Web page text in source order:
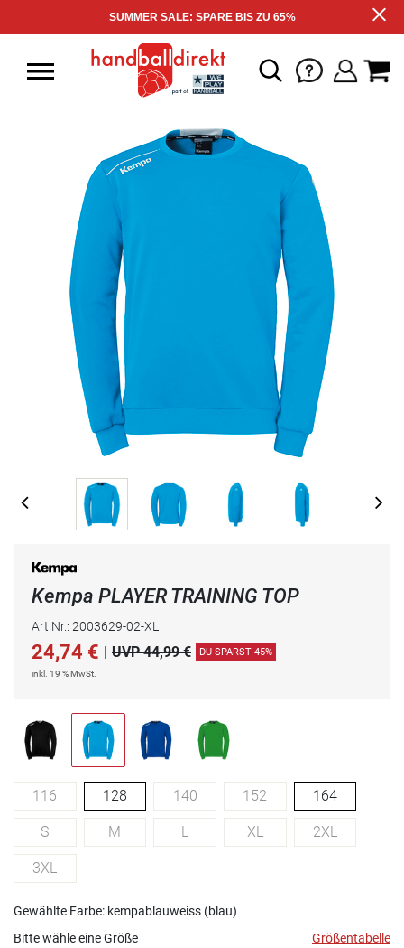
SUMMER SALE: SPARE BIS ZU 65%
Kempa PLAYER TRAINING TOP
Art.Nr.: 2003629-02-XL
24,74 € | UVP 44,99 € DU SPARST 45%
inkl. 19 % MwSt.
116 128 140 152 164
S M L XL 2XL
3XL
Gewählte Farbe: kempablauweiss (blau)
Bitte wähle eine Größe
Größentabelle